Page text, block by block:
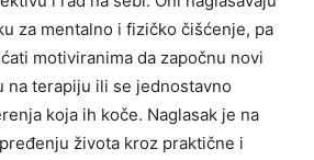
za mentalno i fizičko čišćenje, pa
motiviranima da započnu novi
na terapiju ili se jednostavno
koja ih koče. Naglasak je na
života kroz praktične i